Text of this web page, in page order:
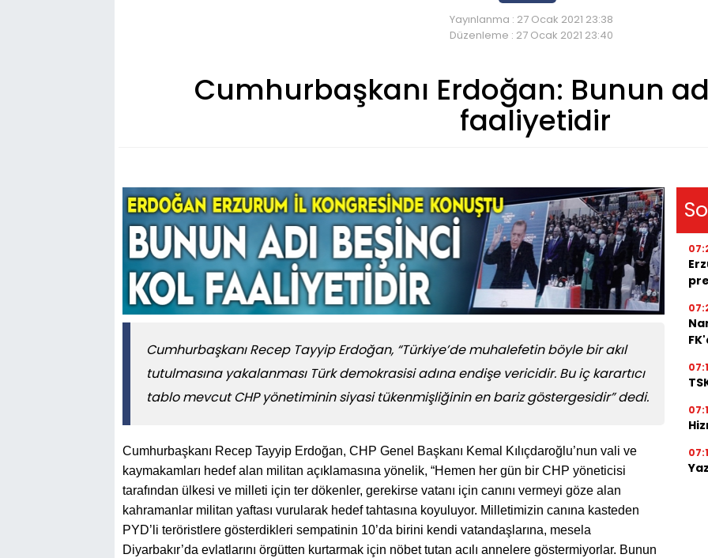
Yayınlanma : 27 Ocak 2021 23:38
Düzenleme : 27 Ocak 2021 23:40
Cumhurbaşkanı Erdoğan: Bunun
faaliyetidir
Cumhurbaşkanı Recep Tayyip Erdoğan, “Türkiye’de muhalefetin böyle bir akıl
tutulmasına yakalanması Türk demokrasisi adına endişe vericidir. Bu iç karartıcı
tablo mevcut CHP yönetiminin siyasi tükenmişliğinin en bariz göstergesidir” dedi.
Cumhurbaşkanı Recep Tayyip Erdoğan, CHP Genel Başkanı Kemal Kılıçdaroğlu’nun vali ve
kaymakamları hedef alan militan açıklamasına yönelik, “Hemen her gün bir CHP yöneticisi
tarafından ülkesi ve milleti için ter dökenler, gerekirse vatanı için canını vermeyi göze alan
kahramanlar militan yaftası vurularak hedef tahtasına koyuluyor. Milletimizin canına kasteden
PYD’li teröristlere gösterdikleri sempatinin 10’da birini kendi vatandaşlarına, mesela
Diyarbakır’da evlatlarını örgütten kurtarmak için nöbet tutan acılı annelere göstermiyorlar. Bunun